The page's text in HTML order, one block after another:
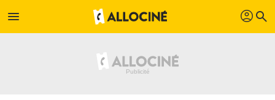
menu profil search